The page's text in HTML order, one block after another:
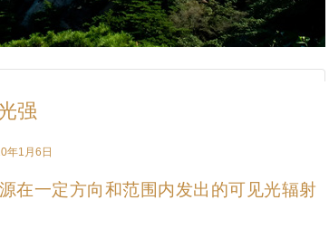
强
年1月6日
在一定方向和范围内发出的可见光辐射